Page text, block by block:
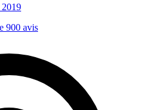
2019
900 avis